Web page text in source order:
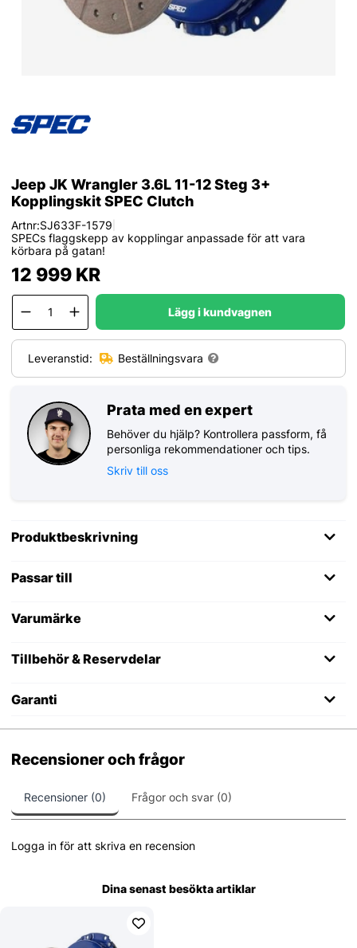
Jeep JK Wrangler 3.6L 11-12 Steg 3+
Kopplingskit SPEC Clutch
Artnr:SJ633F-1579
SPECs flaggskepp av kopplingar anpassade för att vara
körbara på gatan!
12 999KR
Lägg i kundvagnen
Leveranstid: Beställningsvara
Prata med en expert
Behöver du hjälp? Kontrollera passform, få
personliga rekommendationer och tips.
Skriv till oss
Produktbeskrivning
Passar till
Varumärke
Tillbehör & Reservdelar
Garanti
Recensioner och frågor
Recensioner (0) Frågor och svar (0)
Logga in för att skriva en recension
Dina senast besökta artiklar